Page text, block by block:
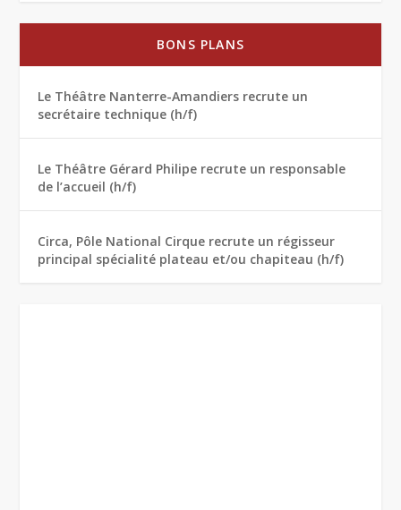
BONS PLANS
Le Théâtre Nanterre-Amandiers recrute un
secrétaire technique (h/f)
Le Théâtre Gérard Philipe recrute un responsable
de l’accueil (h/f)
Circa, Pôle National Cirque recrute un régisseur
principal spécialité plateau et/ou chapiteau (h/f)